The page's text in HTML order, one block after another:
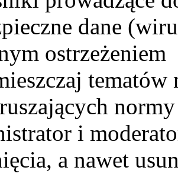
dane
ostrzeżeniem
normy
i
a nawet